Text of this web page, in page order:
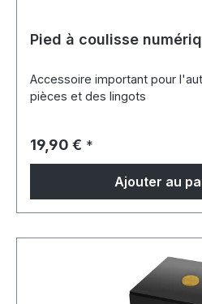
Pied à coulisse
Accessoire important pour
pièces et des lingots
Prix régulier :
19,90 € *
Ajouter au